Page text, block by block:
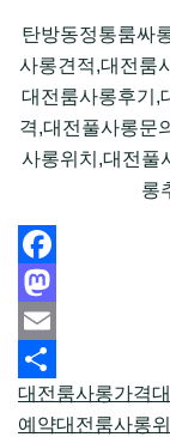
탄방동정통룸싸
사롱견적,대전룸
대전룸사롱후기,
격,대전풀사롱문
사롱위치,대전풀
롱
Facebook
Mastodon
Email
Share
대전룸사롱가격
예약대전룸사롱위